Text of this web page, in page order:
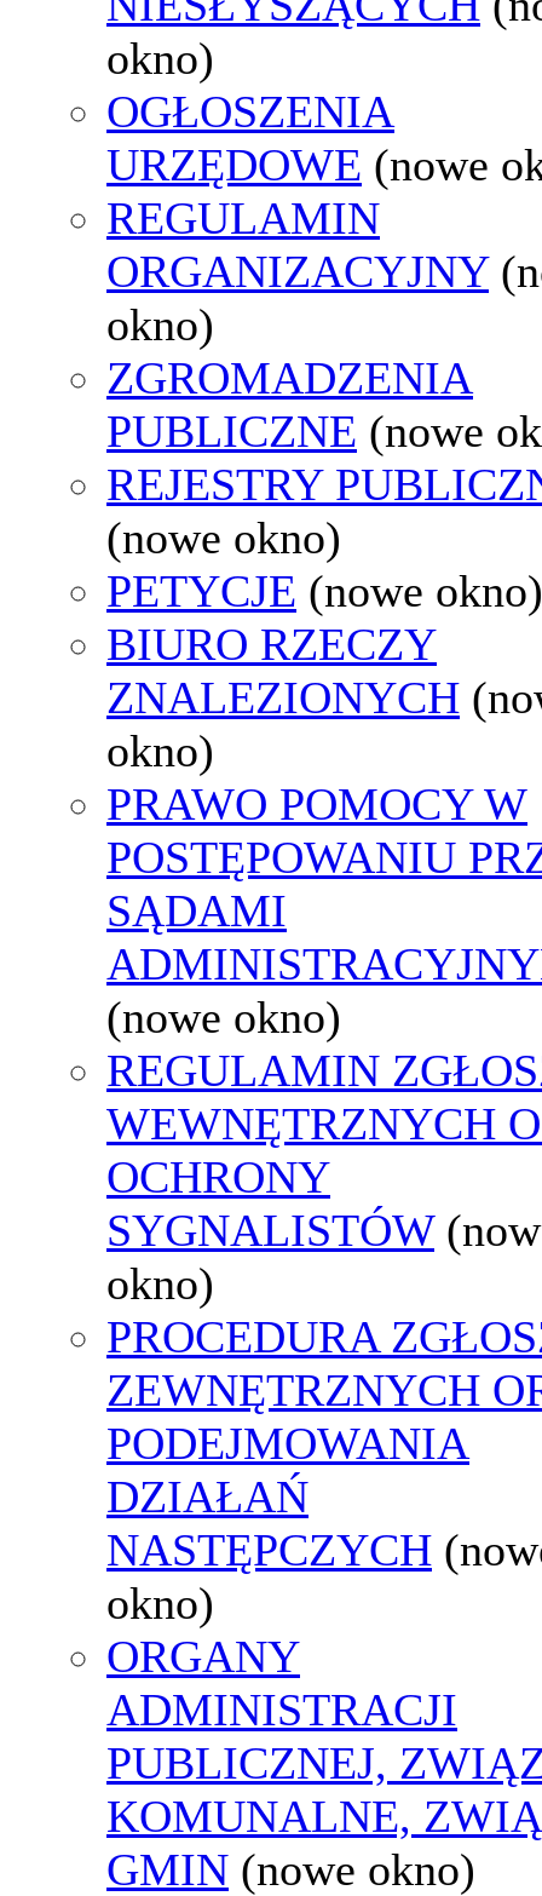
okno)
OGŁOSZENIA
URZĘDOWE (nowe
REGULAMIN
ORGANIZACYJNY
okno)
ZGROMADZENIA
PUBLICZNE (nowe
REJESTRY
(nowe okno)
PETYCJE (nowe okno)
BIURO RZECZY
ZNALEZIONYCH
okno)
PRAWO POMOCY W
POSTĘPOWANIU
SĄDAMI
(nowe okno)
REGULAMIN
WEWNĘTRZNYCH
OCHRONY
SYGNALISTÓW
okno)
PROCEDURA
ZEWNĘTRZNYCH
PODEJMOWANIA
DZIAŁAŃ
NASTĘPCZYCH
okno)
ORGANY
ADMINISTRACJI
PUBLICZNEJ,
KOMUNALNE,
GMIN (nowe okno)